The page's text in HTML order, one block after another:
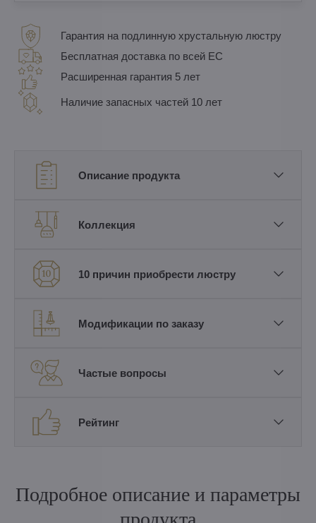
Гарантия на подлинную хрустальную люстру
Бесплатная доставка по всей ЕС
Расширенная гарантия 5 лет
Наличие запасных частей 10 лет
Описание продукта
Коллекция
10 причин приобрести люстру
Модификации по заказу
Частые вопросы
Рейтинг
Подробное описание и параметры